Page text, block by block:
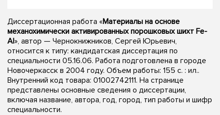
Диссертационная работа «Материалы на основе
механохимически активированных порошковых шихт Fe-
Al», автор — Чернокнижников, Сергей Юрьевич,
относится к типу: кандидатская диссертация по
специальности 05.16.06. Работа подготовлена в городе
Новочеркасск в 2004 году. Объем работы: 155 с. : ил..
Внутренний код товара: 01002742111. На странице
представлены основные сведения о диссертации,
включая название, автора, год, город, тип работы и шифр
специальности.